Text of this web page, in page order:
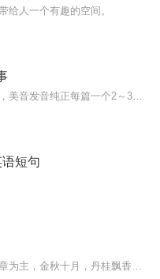
给人一个有趣的空间。
短句